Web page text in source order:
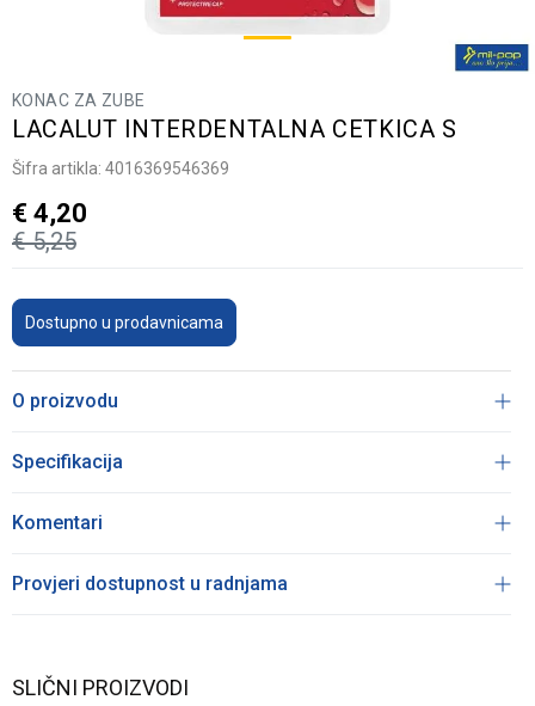
KONAC ZA ZUBE
LACALUT INTERDENTALNA CETKICA S
Šifra artikla: 4016369546369
€ 5,25
€ 4,20
Dostupno u prodavnicama
O proizvodu
Specifikacija
Komentari
Provjeri dostupnost u radnjama
SLIČNI PROIZVODI